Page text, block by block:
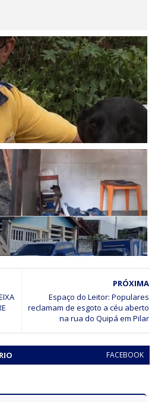
de Jaguarari Marcos
sábado (11) do empresário
incêndio no interior da Bahia;
de incapaz
PRÓXIMA
Espaço do Leitor: Populares
reclamam de esgoto a céu aberto
na rua do Quipá em Pilar
FACEBOOK